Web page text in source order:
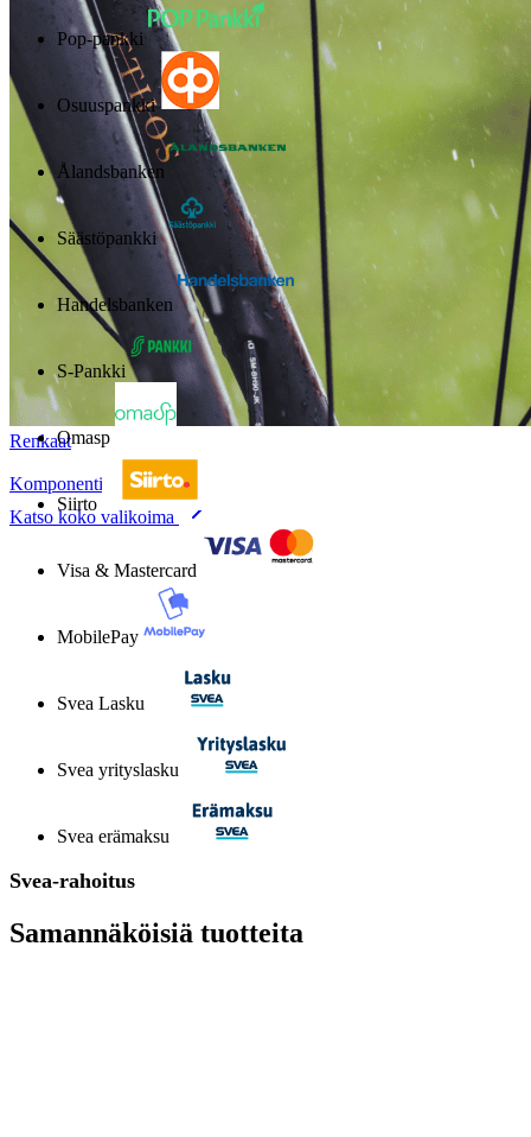
Renkaat
Komponentit
Katso koko valikoima
Pop-pankki
Osuuspankki
Ålandsbanken
Säästöpankki
Handelsbanken
S-Pankki
Omasp
Siirto
Visa & Mastercard
MobilePay
Svea Lasku
Svea yrityslasku
Svea erämaksu
Svea-rahoitus
Samannäköisiä tuotteita